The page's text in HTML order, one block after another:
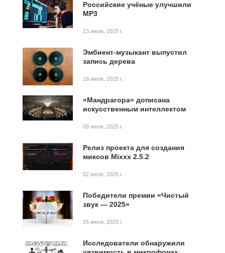
Российские учёные улучшили
MP3
23 июля, 2025 г.
Эмбиент-музыкант выпустил
запись дерева
16 июля, 2025 г.
«Мандрагора» дописана
искусственным интеллектом
09 июля, 2025 г.
Релиз проекта для создания
миксов Mixxx 2.5.2
02 июля, 2025 г.
Победители премии «Чистый
звук — 2025»
25 июня, 2025 г.
Исследователи обнаружили